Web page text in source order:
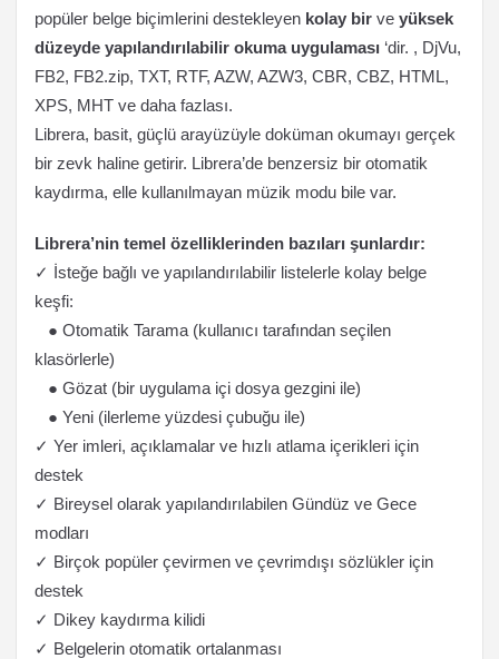
popüler belge biçimlerini destekleyen kolay bir ve yüksek
düzeyde yapılandırılabilir okuma uygulaması ‘dir. , DjVu,
FB2, FB2.zip, TXT, RTF, AZW, AZW3, CBR, CBZ, HTML,
XPS, MHT ve daha fazlası.
Librera, basit, güçlü arayüzüyle doküman okumayı gerçek
bir zevk haline getirir. Librera’de benzersiz bir otomatik
kaydırma, elle kullanılmayan müzik modu bile var.
Librera’nin temel özelliklerinden bazıları şunlardır:
✓ İsteğe bağlı ve yapılandırılabilir listelerle kolay belge
keşfi:
● Otomatik Tarama (kullanıcı tarafından seçilen
klasörlerle)
● Gözat (bir uygulama içi dosya gezgini ile)
● Yeni (ilerleme yüzdesi çubuğu ile)
✓ Yer imleri, açıklamalar ve hızlı atlama içerikleri için
destek
✓ Bireysel olarak yapılandırılabilen Gündüz ve Gece
modları
✓ Birçok popüler çevirmen ve çevrimdışı sözlükler için
destek
✓ Dikey kaydırma kilidi
✓ Belgelerin otomatik ortalanması